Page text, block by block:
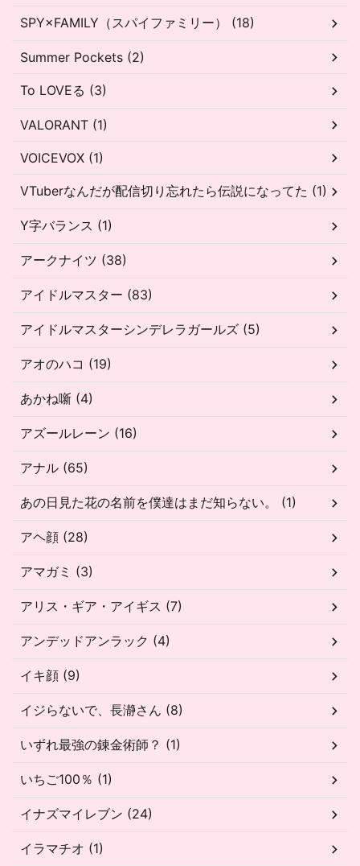
SPY×FAMILY（スパイファミリー） (18)
Summer Pockets (2)
To LOVEる (3)
VALORANT (1)
VOICEVOX (1)
VTuberなんだが配信切り忘れたら伝説になってた (1)
Y字バランス (1)
アークナイツ (38)
アイドルマスター (83)
アイドルマスターシンデレラガールズ (5)
アオのハコ (19)
あかね噺 (4)
アズールレーン (16)
アナル (65)
あの日見た花の名前を僕達はまだ知らない。 (1)
アヘ顔 (28)
アマガミ (3)
アリス・ギア・アイギス (7)
アンデッドアンラック (4)
イキ顔 (9)
イジらないで、長瀞さん (8)
いずれ最強の錬金術師？ (1)
いちご100％ (1)
イナズマイレブン (24)
イラマチオ (1)